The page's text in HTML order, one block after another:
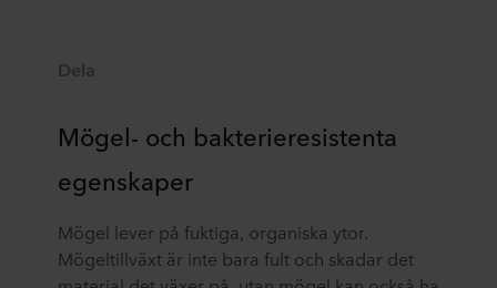
Dela
Mögel- och bakterieresistenta
egenskaper
Mögel lever på fuktiga, organiska ytor.
Mögeltillväxt är inte bara fult och skadar det